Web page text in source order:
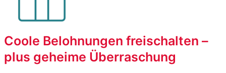
Coole Belohnungen freischalten –
plus geheime Überraschung